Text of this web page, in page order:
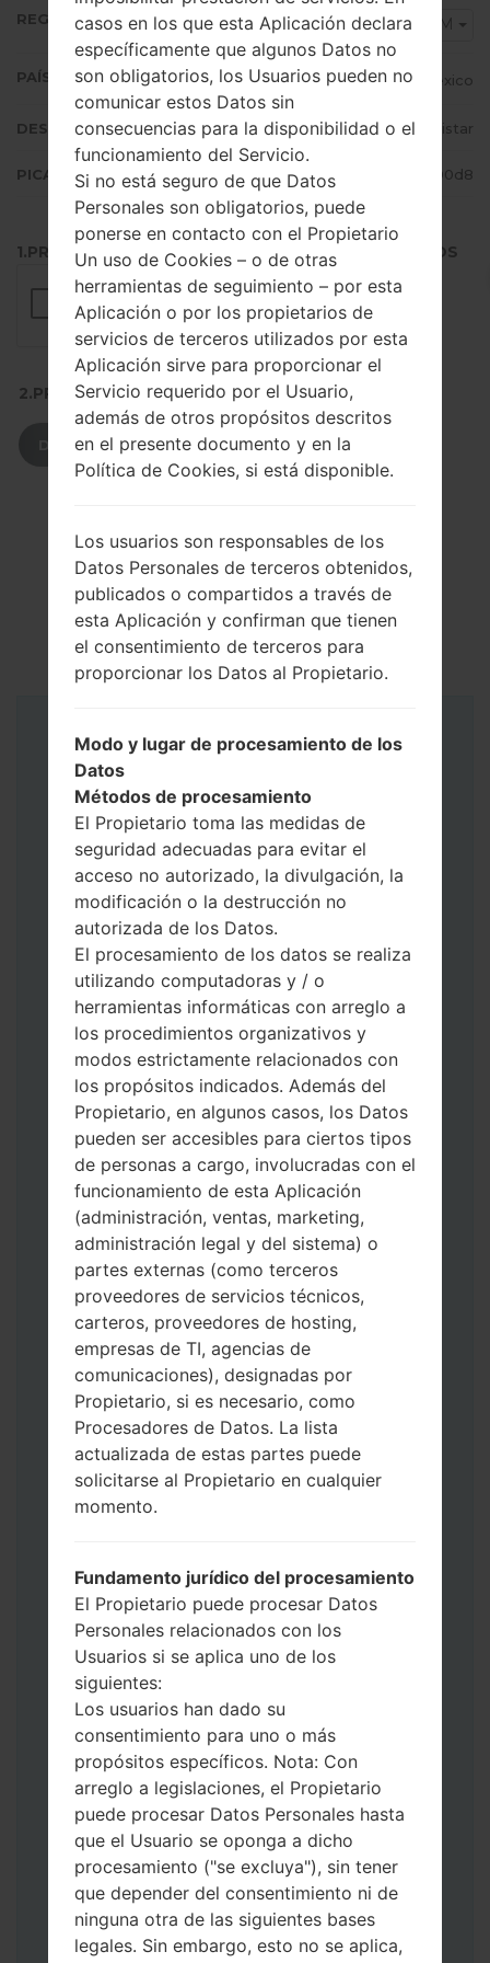
REGIÓN TMM
PAÍS (UN/EL PAÍS) Mexico
DESCRIPCIÓN Movistar
PICADILLO 94cb1659a5e8c89d4cc760f776f800d8
1.PRESIONE EL BOTÓN PARA CARGAR LOS ARCHIVOS
2.PRESIONE PARA DESCARGAR
DESCARGAR
Instrucciones
Descargue a su PC: la última versión de
Odin 3.
A continuación, extraiga el archivo de
firmware.
Debe obtener 1 (si es archivo 1, elíjalo aquí)
o 5 (si es archivo 5, selecciónelo aquí):
AP: "Sistema y Recuperación"
CP: "Módem y Radio"
CSC _ ***: "País y región y operador"
HOME_CSC _ ***: "País y regióny
operador"
Agregue todos los archivos a Odin 3.
Si desea hacer clean flash, use CSC _ *** o
use HOME_CSC _ *** para mantener sus
datos y aplicaciones.
Ahora apague su teléfono y entre al Modo
de Descarga. Cómo hacer todos los
Presione y mantenga presionados la
tecla de Encendido, el botón de Subir
volumen y la tecla de Bixby.
Presione y mantenga presionadas las
teclas de Subir y de Bajar volumen y
luego conecte un cable USB.
Presione y mantenga presionados la
tecla de Encendido, el botón de Bajar
volumen y la tecla de Inicio.
Conecte un cable USB, luego
mantenga presionados el botón de Bixby
y la tecla de Bajar volumen.
Presione y mantenga presionados la
tecla de Encendido y el botón de Subir
volumen.
casos en los que esta Aplicación declara
específicamente que algunos Datos no
son obligatorios, los Usuarios pueden no
comunicar estos Datos sin
consecuencias para la disponibilidad o el
funcionamiento del Servicio.
Si no está seguro de que Datos
Personales son obligatorios, puede
ponerse en contacto con el Propietario
Un uso de Cookies – o de otras
herramientas de seguimiento – por esta
Aplicación o por los propietarios de
servicios de terceros utilizados por esta
Aplicación sirve para proporcionar el
Servicio requerido por el Usuario,
además de otros propósitos descritos
en el presente documento y en la
Política de Cookies, si está disponible.
Los usuarios son responsables de los
Datos Personales de terceros obtenidos,
publicados o compartidos a través de
esta Aplicación y confirman que tienen
el consentimiento de terceros para
proporcionar los Datos al Propietario.
Modo y lugar de procesamiento de los
Datos
Métodos de procesamiento
El Propietario toma las medidas de
seguridad adecuadas para evitar el
acceso no autorizado, la divulgación, la
modificación o la destrucción no
autorizada de los Datos.
El procesamiento de los datos se realiza
utilizando computadoras y / o
herramientas informáticas con arreglo a
los procedimientos organizativos y
modos estrictamente relacionados con
los propósitos indicados. Además del
Propietario, en algunos casos, los Datos
pueden ser accesibles para ciertos tipos
de personas a cargo, involucradas con el
funcionamiento de esta Aplicación
(administración, ventas, marketing,
administración legal y del sistema) o
partes externas (como terceros
proveedores de servicios técnicos,
carteros, proveedores de hosting,
empresas de TI, agencias de
comunicaciones), designadas por
Propietario, si es necesario, como
Procesadores de Datos. La lista
actualizada de estas partes puede
solicitarse al Propietario en cualquier
momento.
Fundamento jurídico del procesamiento
El Propietario puede procesar Datos
Personales relacionados con los
Usuarios si se aplica uno de los
siguientes:
Los usuarios han dado su
consentimiento para uno o más
propósitos específicos. Nota: Con
arreglo a legislaciones, el Propietario
puede procesar Datos Personales hasta
que el Usuario se oponga a dicho
procesamiento ("se excluya"), sin tener
que depender del consentimiento ni de
ninguna otra de las siguientes bases
legales. Sin embargo, esto no se aplica,